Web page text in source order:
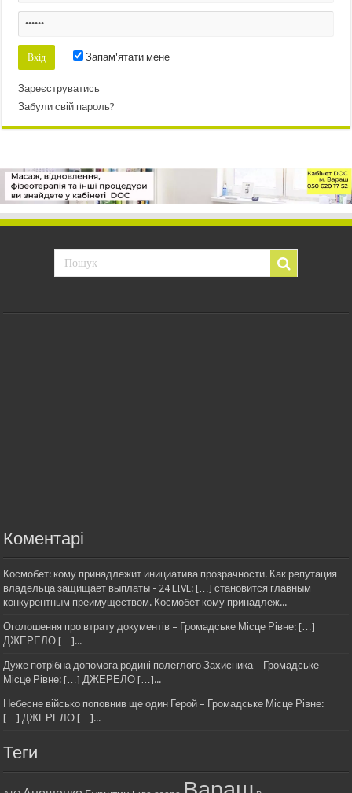
Запам'ятати мене
Зареєструватись
Забули свій пароль?
Коментарі
Космобет: кому принадлежит инициатива прозрачности. Как репутация
владельца защищает выплаты - 24 LIVE: […] становится главным
конкурентным преимуществом. Космобет кому принадлеж...
Оголошення про втрату документів – Громадське Місце Рівне: […]
ДЖЕРЕЛО […]...
Дуже потрібна допомога родині полеглого Захисника – Громадське
Місце Рівне: […] ДЖЕРЕЛО […]...
Небесне військо поповнив ще один Герой – Громадське Місце Рівне:
[…] ДЖЕРЕЛО […]...
Теги